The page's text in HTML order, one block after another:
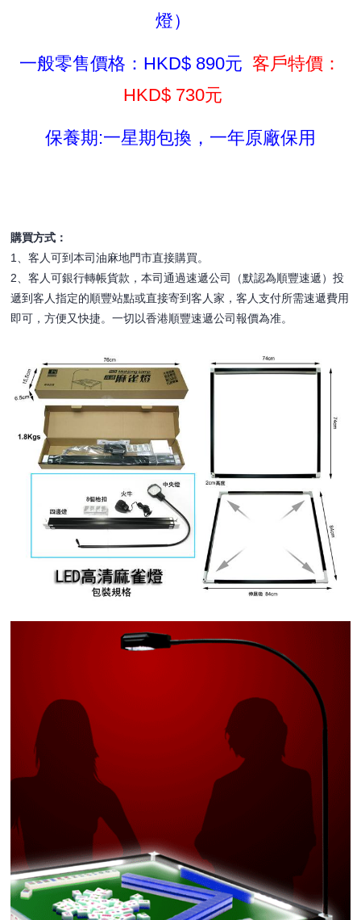
燈）
一般零售價格：HKD$ 890元客戶特價：
HKD$ 730元
保養期:一星期包換，一年原廠保用
購買方式：
1、客人可到本司油麻地門市直接購買。
2、客人可銀行轉帳貨款，本司通過速遞公司（默認為順豐速遞）投
遞到客人指定的順豐站點或直接寄到客人家，客人支付所需速遞費用
即可，方便又快捷。一切以香港順豐速遞公司報價為准。